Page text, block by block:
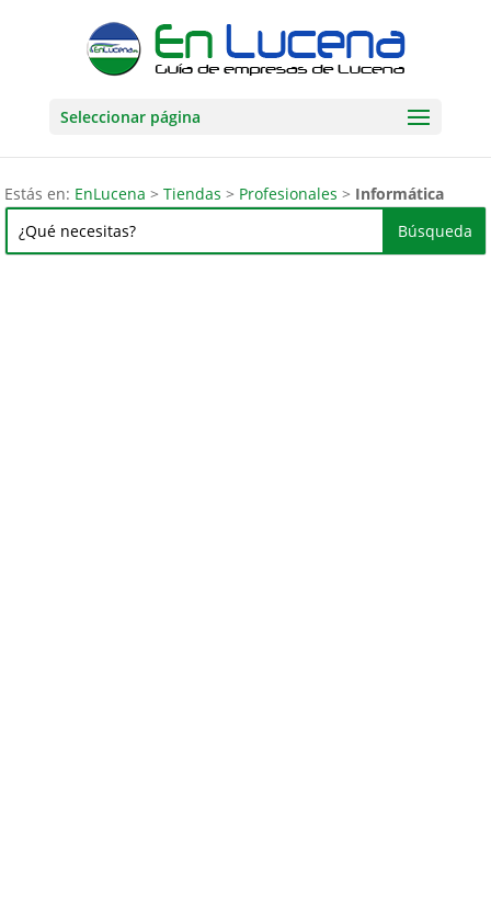
Seleccionar página
Estás en: EnLucena >Tiendas > Profesionales > Informática